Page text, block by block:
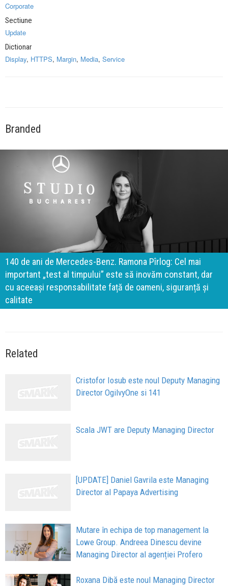
Corporate
Sectiune
Update
Dictionar
Display, HTTPS, Margin, Media, Service
Branded
140 de ani de Mercedes-Benz. Ramona Pîrlog: Cel mai
important „test al timpului” este să inovăm constant, dar
cu aceeași responsabilitate față de oameni, siguranță și
calitate
Related
Cristofor Iosub este noul Deputy Managing
Director OgilvyOne si 141
Scala JWT are Deputy Managing Director
[UPDATE] Daniel Gavrila este Managing
Director al Papaya Advertising
Mutare în echipa de top management la
Lowe Group. Andreea Dinescu devine
Managing Director al agenției Profero
Roxana Dibă este noul Managing Director